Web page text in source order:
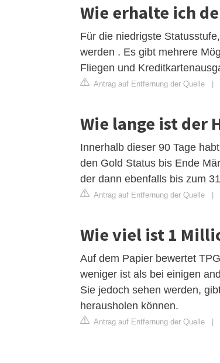
Wie erhalte ich
Für die niedrigste
werden . Es gibt mehrere
Fliegen und
Antrag auf Entfernung der Quelle |
Wie lange ist der
Innerhalb dieser 90 Tage
den Gold Status bis Ende
der dann ebenfalls bis zum
Antrag auf Entfernung der Quelle |
Wie viel ist 1
Auf dem Papier bewertet
weniger ist als bei einigen
Sie jedoch sehen werden,
herausholen können.
Antrag auf Entfernung der Quelle |